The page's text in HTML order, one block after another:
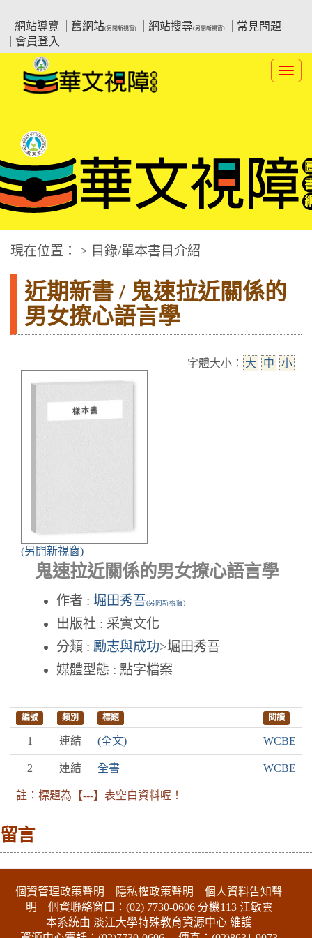
要
網站導覽
舊網站(另開新視窗) 網站搜尋(另開新視窗)
常見問題
會員登入
:::中央區塊
華文視障電子圖書網
現在位置： > 目錄/單本書目介紹
近期新書 / 鬼速拉近關係的
男女撩心語言學
字體大小： 大 中 小
(另開新視窗)
鬼速拉近關係的男女撩心語言學
作者 : 堀田秀吾(另開新視窗)
出版社 : 采實文化
分類 : 勵志與成功>堀田秀吾
媒體型態 : 點字檔案
編號 類別 標題 閱讀
1 連結 (全文) WCBE
2 連結 全書 WCBE
註：標題為【---】表空白資料喔！
留言
個資管理政策聲明 隱私權政策聲明
個人資料告知聲
明 個資聯絡窗口：(02) 7730-0606 分機113 江敏雲
本系統由 淡江大學特殊教育資源中心 維護